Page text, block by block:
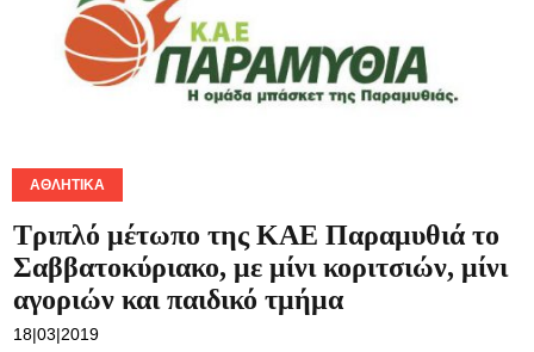
ΑΘΛΗΤΙΚΆ
Τριπλό μέτωπο της ΚΑΕ Παραμυθιά το
Σαββατοκύριακο, με μίνι κοριτσιών, μίνι
αγοριών και παιδικό τμήμα
18|03|2019